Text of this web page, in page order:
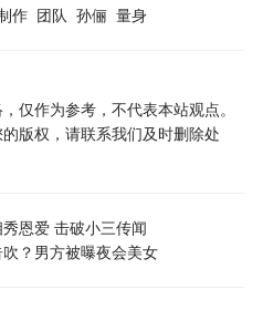
作 团队 孙俪 量身
仅作为参考，不代表本站观点。
版权，请联系我们及时删除处
恩爱 击破小三传闻
？男方被曝夜会美女